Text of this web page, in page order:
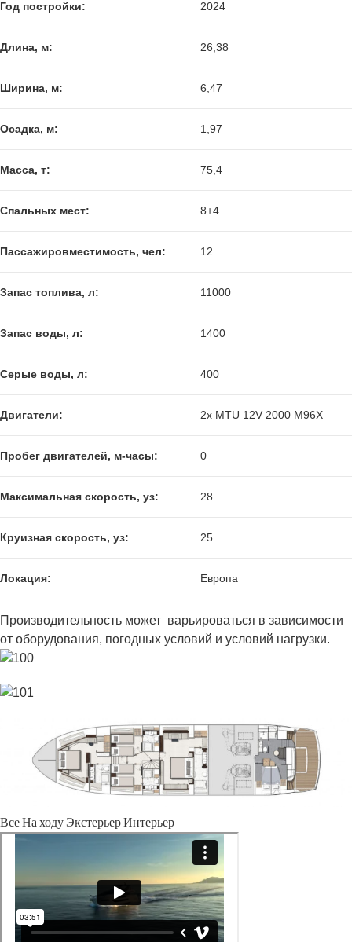
Год постройки: 2024
Длина, м: 26,38
Ширина, м: 6,47
Осадка, м: 1,97
Масса, т: 75,4
Спальных мест: 8+4
Пассажировместимость, чел: 12
Запас топлива, л: 11000
Запас воды, л: 1400
Серые воды, л: 400
Двигатели: 2x MTU 12V 2000 M96X
Пробег двигателей, м-часы: 0
Максимальная скорость, уз: 28
Круизная скорость, уз: 25
Локация: Европа
Производительность может варьироваться в зависимости
от оборудования, погодных условий и условий нагрузки.
ВсеНа ходу ЭкстерьерИнтерьер